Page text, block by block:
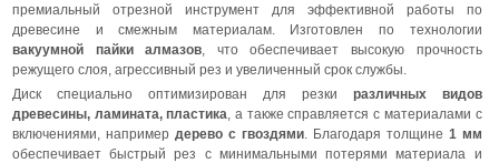
премиальный отрезной инструмент для эффективной работы по
древесине и смежным материалам. Изготовлен по технологии
вакуумной пайки алмазов , что обеспечивает высокую прочность
режущего слоя, агрессивный рез и увеличенный срок службы.
Диск специально оптимизирован для резки различных видов
древесины, ламината, пластика , а также справляется с материалами с
включениями, например дерево с гвоздями. Благодаря толщине 1 мм
обеспечивает быстрый рез с минимальными потерями материала и